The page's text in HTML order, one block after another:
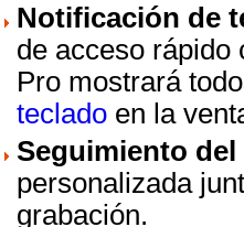
Notificación de
de acceso rápido
Pro mostrará
teclado en la
Seguimiento del
personalizada
grabación.